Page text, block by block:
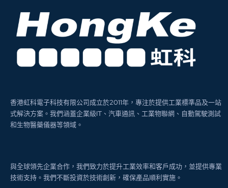
香港虹科電子科技有限公司成立於2011年，專注於提供工業標準品及一站
式解決方案。我們涵蓋企業級IT、汽車通訊、工業物聯網、自動駕駛測試
和生物醫藥儀器等領域。
與全球領先企業合作，我們致力於提升工業效率和客戶成功，並提供專業
技術支持。我們不斷投資於技術創新，確保產品順利實施。